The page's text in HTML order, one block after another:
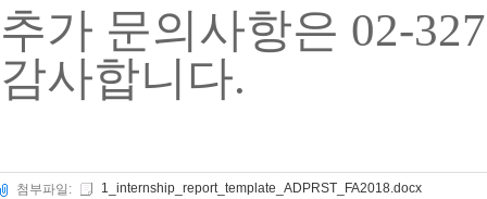
추가 문의사항은 02-
감사합니다.
첨부파일:
1_internship_report_template_ADPRST_FA2018.docx